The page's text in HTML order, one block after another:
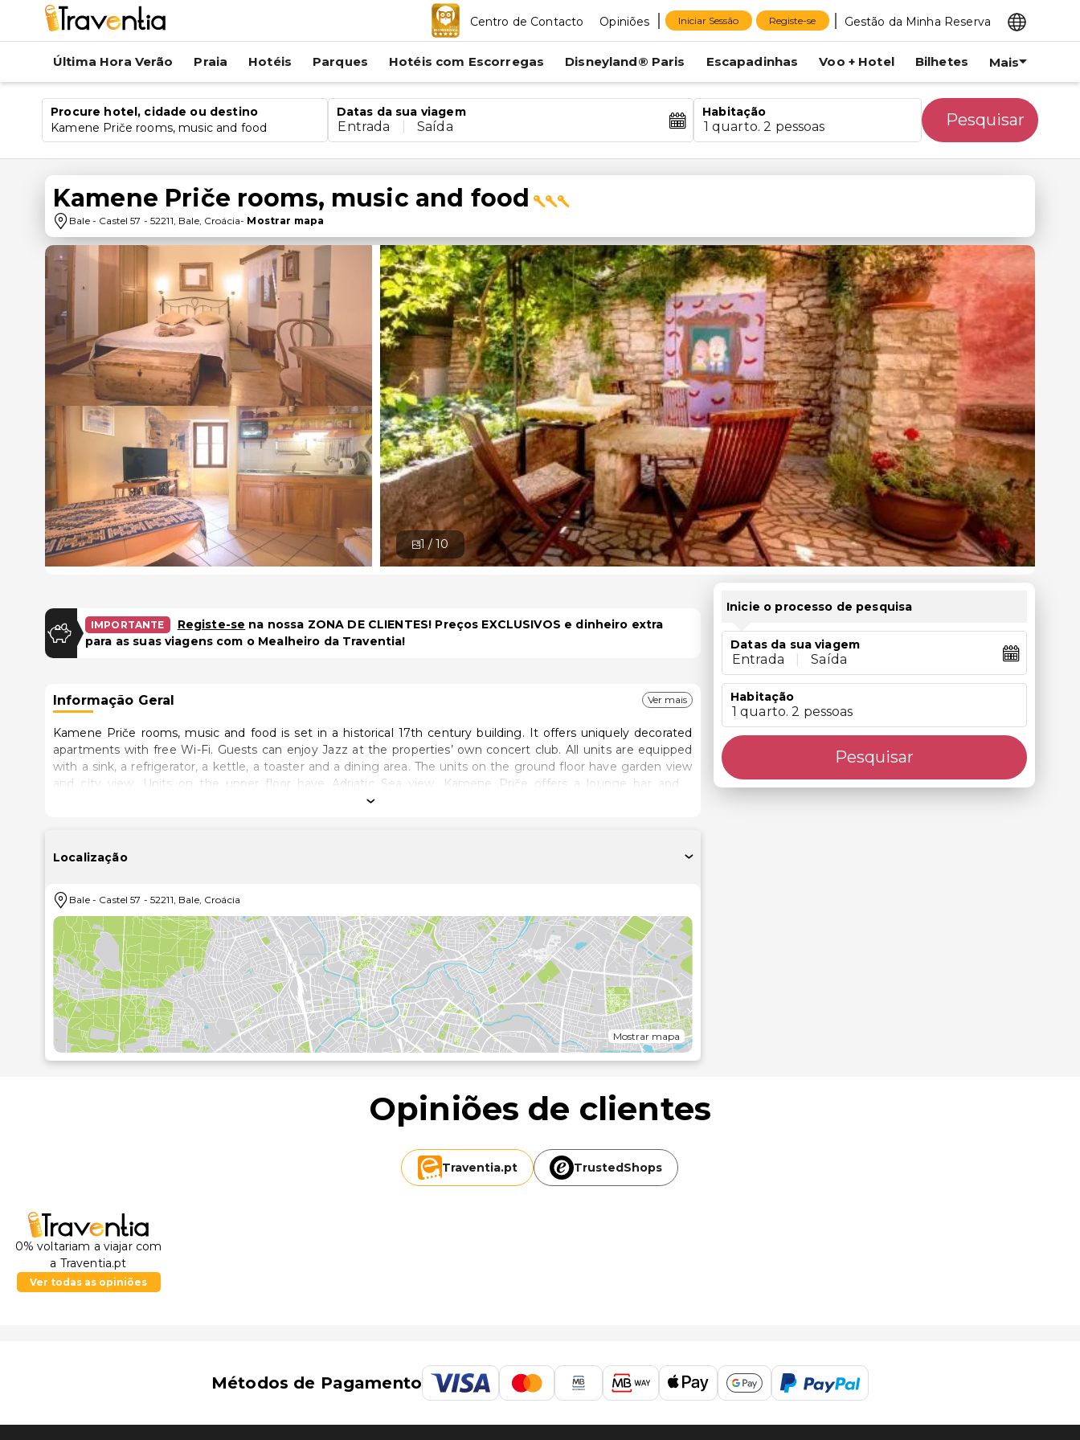
Centro de Contacto Opiniões Iniciar Sessão Registe-se Gestão da Minha Reserva
Última Hora Verão Praia Hotéis Parques Hotéis com Escorregas Disneyland® Paris Escapadinhas Voo + Hotel Bilhetes Mais
Procure hotel, cidade ou destino
Kamene Priče rooms, music and food
Datas da sua viagem
Entrada Saída
Habitação
1 quarto. 2 pessoas Pesquisar
Kamene Priče rooms, music and food
Bale- Castel 57 -52211, Bale, Croácia- Mostrar mapa
1 /10
IMPORTANTE Registe-se na nossa ZONA DE CLIENTES! Preços EXCLUSIVOS e dinheiro extra
para as suas viagens com o Mealheiro da Traventia!
Informação Geral Ver mais
Kamene Priče rooms, music and food is set in a historical 17th century building. It offers uniquely decorated
apartments with free Wi-Fi. Guests can enjoy Jazz at the properties’ own concert club. All units are equipped
with a sink, a refrigerator, a kettle, a toaster and a dining area. The units on the ground floor have garden view
and city view. Units on the upper floor have Adriatic Sea view. Kamene Priče offers a lounge bar and a
restaurant, serving traditional Croatian cuisine. When the weather is nice, guests can enjoy their meals on the
Localização
Bale- Castel 57 -52211, Bale, Croácia
Mostrar mapa
Inicie o processo de pesquisa
Datas da sua viagem
Entrada Saída
Habitação
1 quarto. 2 pessoas
Pesquisar
Opiniões de clientes
Traventia.pt TrustedShops
0% voltariam a viajar com
a Traventia.pt
Ver todas as opiniões
Métodos de Pagamento